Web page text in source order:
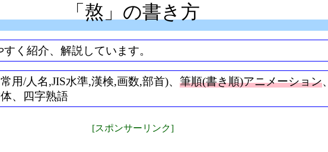
「熬」の書き方
く紹介、解説しています。
用/人名,JIS水準,漢検,画数,部首)、 筆順(書き順)アニメーション、
、四字熟語
[スポンサーリンク]